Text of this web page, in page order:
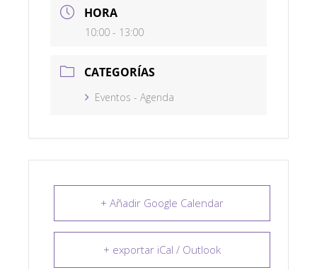
HORA
10:00 - 13:00
CATEGORÍAS
Eventos - Agenda
+ Añadir Google Calendar
+ exportar iCal / Outlook